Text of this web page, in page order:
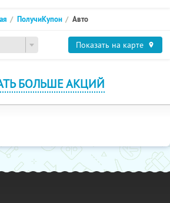
ПолучиКупон Авто
Показать на карте
БОЛЬШЕ АКЦИЙ